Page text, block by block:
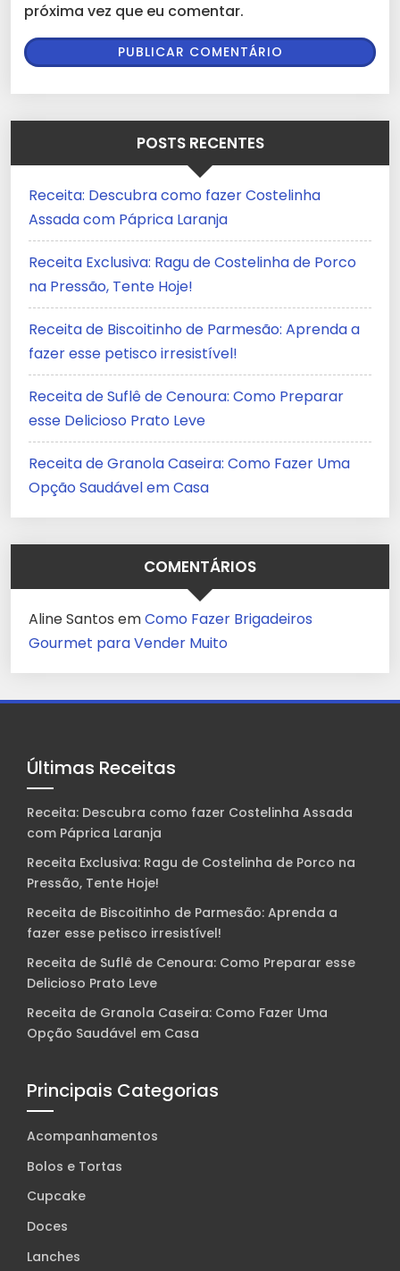
próxima vez que eu comentar.
POSTS RECENTES
Receita: Descubra como fazer Costelinha
Assada com Páprica Laranja
Receita Exclusiva: Ragu de Costelinha de Porco
na Pressão, Tente Hoje!
Receita de Biscoitinho de Parmesão: Aprenda a
fazer esse petisco irresistível!
Receita de Suflê de Cenoura: Como Preparar
esse Delicioso Prato Leve
Receita de Granola Caseira: Como Fazer Uma
Opção Saudável em Casa
COMENTÁRIOS
Aline Santos emComo Fazer Brigadeiros
Gourmet para Vender Muito
Últimas Receitas
Receita: Descubra como fazer Costelinha Assada
com Páprica Laranja
Receita Exclusiva: Ragu de Costelinha de Porco na
Pressão, Tente Hoje!
Receita de Biscoitinho de Parmesão: Aprenda a
fazer esse petisco irresistível!
Receita de Suflê de Cenoura: Como Preparar esse
Delicioso Prato Leve
Receita de Granola Caseira: Como Fazer Uma
Opção Saudável em Casa
Principais Categorias
Acompanhamentos
Bolos e Tortas
Cupcake
Doces
Lanches